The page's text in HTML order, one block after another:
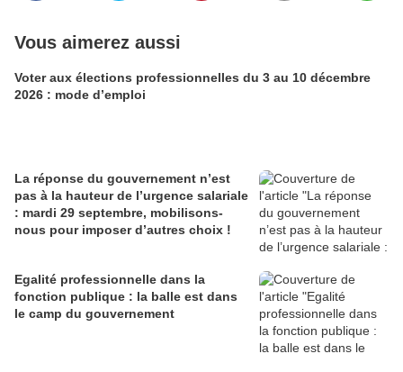
Vous aimerez aussi
Voter aux élections professionnelles du 3 au 10 décembre
2026 : mode d’emploi
La réponse du gouvernement n’est
pas à la hauteur de l’urgence salariale
: mardi 29 septembre, mobilisons-
nous pour imposer d’autres choix !
Egalité professionnelle dans la
fonction publique : la balle est dans
le camp du gouvernement